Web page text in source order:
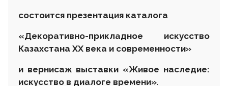
состоится презентация каталога
«Декоративно-прикладное искусство
Казахстана ХХ века и современности»
и вернисаж выставки «Живое наследие:
искусство в диалоге времени».